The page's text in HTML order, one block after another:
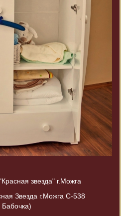
звезда" г.Можга
Звезда г.Можга С-538
Бабочка)